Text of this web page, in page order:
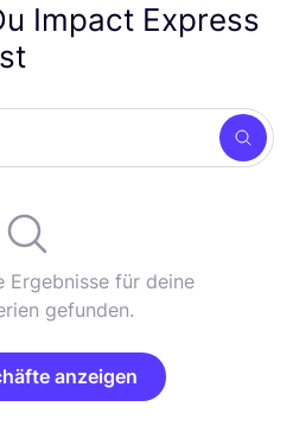
Impact Express
Ergebnisse für deine
gefunden.
anzeigen